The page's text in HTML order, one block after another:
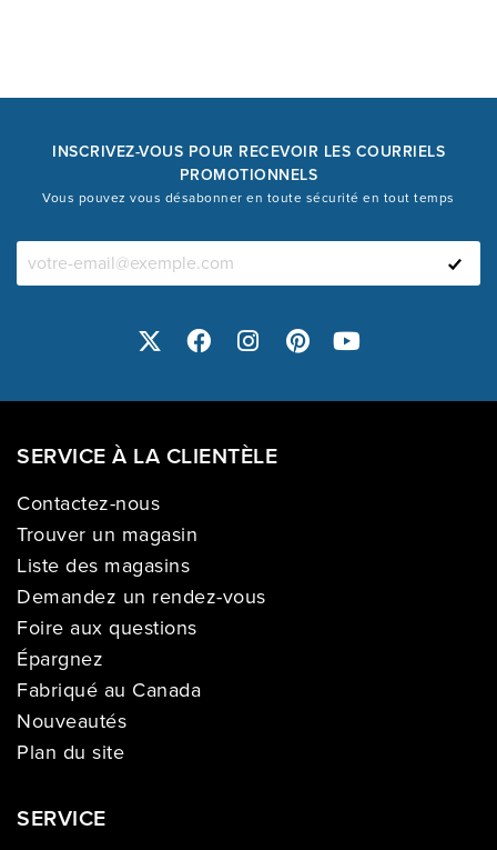
INSCRIVEZ-VOUS POUR RECEVOIR LES COURRIELS
PROMOTIONNELS
Vous pouvez vous désabonner en toute sécurité en tout temps
SERVICE À LA CLIENTÈLE
Contactez-nous
Trouver un magasin
Liste des magasins
Demandez un rendez-vous
Foire aux questions
Épargnez
Fabriqué au Canada
Nouveautés
Plan du site
SERVICE